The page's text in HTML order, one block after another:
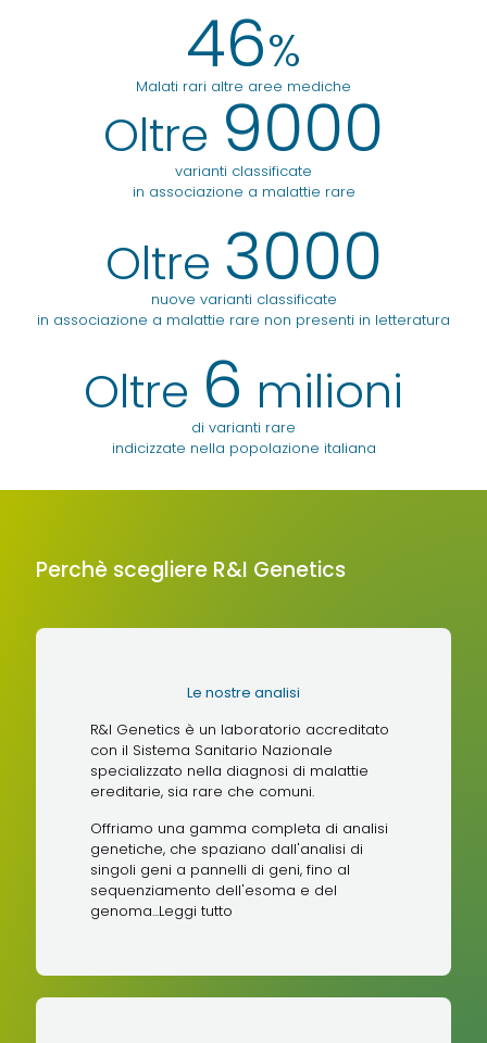
46%
Malati rari altre aree mediche
Oltre 9000
varianti classificate
in associazione a malattie rare
Oltre 3000
nuove varianti classificate
in associazione a malattie rare non presenti in letteratura
Oltre 6 milioni
di varianti rare
indicizzate nella popolazione italiana
Perchè scegliere R&I Genetics
Le nostre analisi
R&I Genetics è un laboratorio accreditato
con il Sistema Sanitario Nazionale
specializzato nella diagnosi di malattie
ereditarie, sia rare che comuni.
Offriamo una gamma completa di analisi
genetiche, che spaziano dall'analisi di
singoli geni a pannelli di geni, fino al
sequenziamento dell'esoma e del
genoma...Leggi tutto